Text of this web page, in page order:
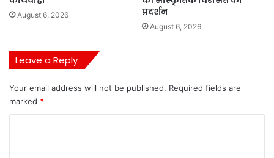
August 6, 2026
प्रदर्शन
August 6, 2026
Leave a Reply
Your email address will not be published. Required fields are
marked *